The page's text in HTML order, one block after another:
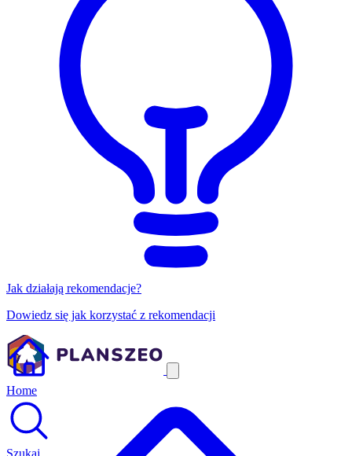
Jak działają rekomendacje?
Dowiedz się jak korzystać z rekomendacji
Home
Szukaj